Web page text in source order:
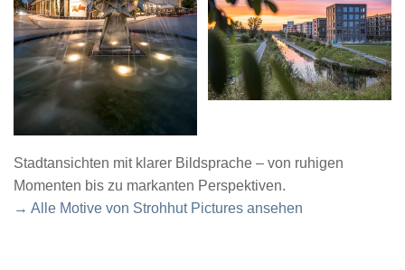
Stadtansichten mit klarer Bildsprache – von ruhigen
Momenten bis zu markanten Perspektiven.
→ Alle Motive von Strohhut Pictures ansehen